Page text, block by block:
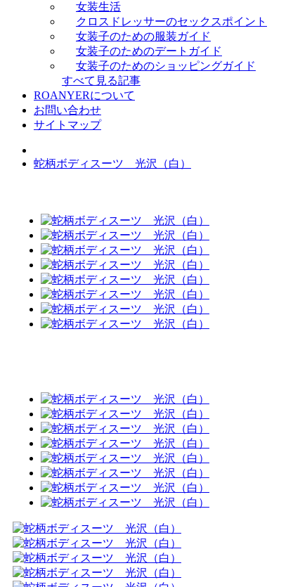
女装生活
クロスドレッサーのセックスポイント
女装子のための服装ガイド
女装子のためのデートガイド
女装子のためのショッピングガイド
すべて見る記事
ROANYERについて
お問い合わせ
サイトマップ
蛇柄ボディスーツ 光沢（白）